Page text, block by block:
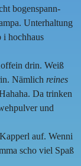
bogenspann-
Unterhaltung
i hochhaus
drin. Weiß
Nämlich reines
Da trinken
und
auf. Wenni
scho viel Spaß